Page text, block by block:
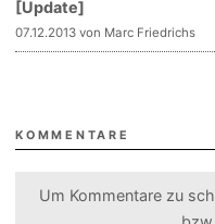
[Update]
07.12.2013 von Marc Friedrichs
KOMMENTARE
Um Kommentare zu